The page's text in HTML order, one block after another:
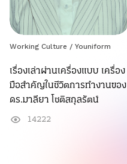
Working Culture / Youniform
เรื่องเล่าผ่านเครื่องแบบ เครื่อง
มือสำคัญในชีวิตการทำงานของ
ดร.มาลียา โชติสกุลรัตน์
14222